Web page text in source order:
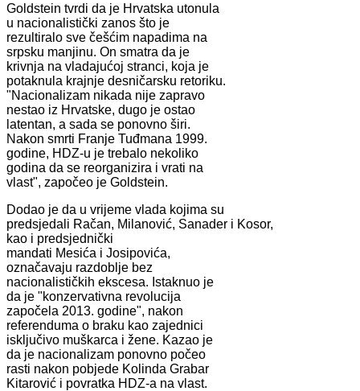
Goldstein tvrdi da je Hrvatska utonula
u nacionalistički zanos što je
rezultiralo sve češćim napadima na
srpsku manjinu. On smatra da je
krivnja na vladajućoj stranci, koja je
potaknula krajnje desničarsku retoriku.
"Nacionalizam nikada nije zapravo
nestao iz Hrvatske, dugo je ostao
latentan, a sada se ponovno širi.
Nakon smrti Franje Tuđmana 1999.
godine, HDZ-u je trebalo nekoliko
godina da se reorganizira i vrati na
vlast", započeo je Goldstein.
Dodao je da u vrijeme vlada kojima su
predsjedali Račan, Milanović, Sanader i Kosor,
kao i predsjednički
mandati Mesića i Josipovića,
označavaju razdoblje bez
nacionalističkih ekscesa. Istaknuo je
da je "konzervativna revolucija
započela 2013. godine", nakon
referenduma o braku kao zajednici
isključivo muškarca i žene. Kazao je
da je nacionalizam ponovno počeo
rasti nakon pobjede Kolinda Grabar
Kitarović i povratka HDZ-a na vlast.